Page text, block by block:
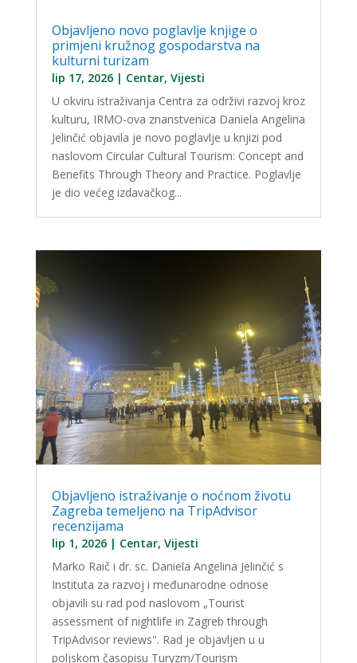
Objavljeno novo poglavlje knjige o
primjeni kružnog gospodarstva na
kulturni turizam
lip 17, 2026| Centar, Vijesti
U okviru istraživanja Centra za održivi razvoj kroz
kulturu, IRMO-ova znanstvenica Daniela Angelina
Jelinčić objavila je novo poglavlje u knjizi pod
naslovom Circular Cultural Tourism: Concept and
Benefits Through Theory and Practice. Poglavlje
je dio većeg izdavačkog...
Objavljeno istraživanje o noćnom životu
Zagreba temeljeno na TripAdvisor
recenzijama
lip 1, 2026| Centar, Vijesti
Marko Raič i dr. sc. Daniela Angelina Jelinčić s
Instituta za razvoj i međunarodne odnose
objavili su rad pod naslovom „Tourist
assessment of nightlife in Zagreb through
TripAdvisor reviews". Rad je objavljen u u
poljskom časopisu Turyzm/Tourism